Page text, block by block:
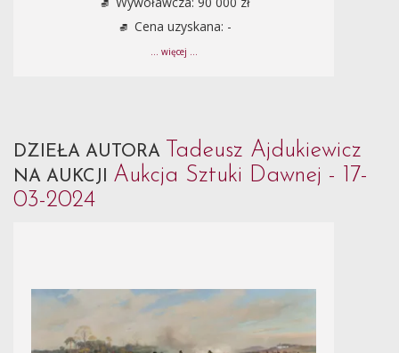
Cena uzyskana: -
... więcej ...
DZIEŁA AUTORA Tadeusz Ajdukiewicz
NA AUKCJI Aukcja Sztuki Dawnej - 17-
03-2024